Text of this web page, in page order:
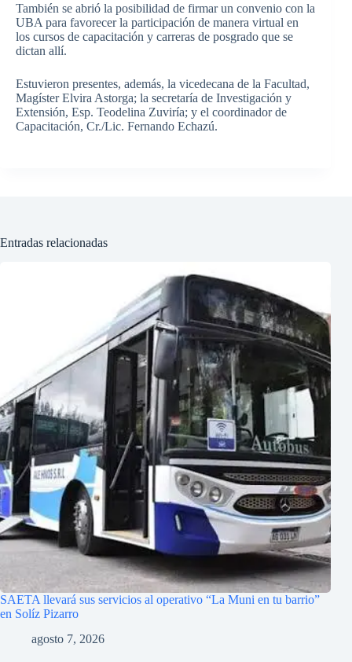
También se abrió la posibilidad de firmar un convenio con la
UBA para favorecer la participación de manera virtual en
los cursos de capacitación y carreras de posgrado que se
dictan allí.
Estuvieron presentes, además, la vicedecana de la Facultad,
Magíster Elvira Astorga; la secretaría de Investigación y
Extensión, Esp. Teodelina Zuviría; y el coordinador de
Capacitación, Cr./Lic. Fernando Echazú.
Entradas relacionadas
SAETA llevará sus servicios al operativo “La Muni en tu barrio”
en Solíz Pizarro
agosto 7, 2026